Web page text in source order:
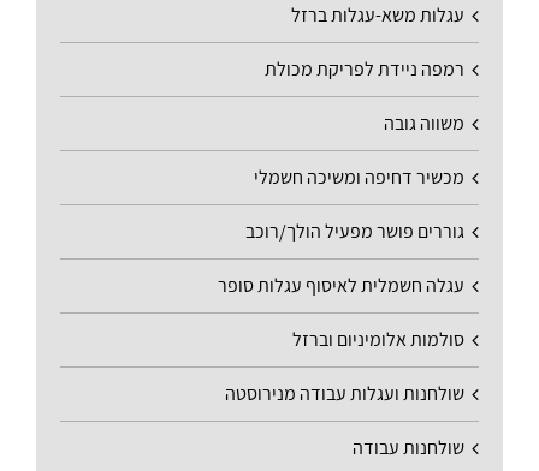
עגלות משא-עגלות ברזל
רמפה ניידת לפריקת מכולת
משווה גובה
מכשיר דחיפה ומשיכה חשמלי
גוררים פושר מפעיל הולך/רוכב
עגלה חשמלית לאיסוף עגלות סופר
סולמות אלומיניום וברזל
שולחנות ועגלות עבודה מנירוסטה
שולחנות עבודה